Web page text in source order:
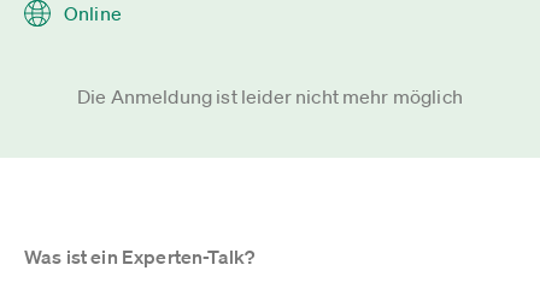
Online
Die Anmeldung ist leider nicht mehr möglich
Was ist ein Experten-Talk?